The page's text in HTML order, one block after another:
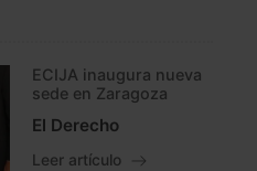
ECIJA inaugura nueva
sede en Zaragoza
El Derecho
Leer artículo